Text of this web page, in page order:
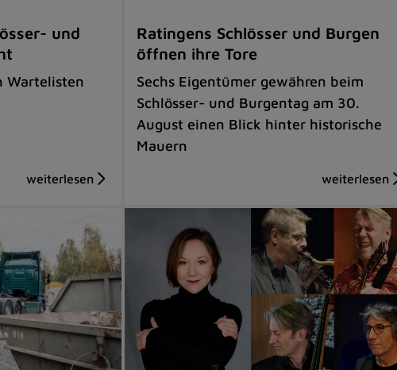
und
Wartelisten
Ratingens Schlösser und Burgen
öffnen ihre Tore
Sechs Eigentümer gewähren beim
Schlösser- und Burgentag am 30.
August einen Blick hinter historische
Mauern